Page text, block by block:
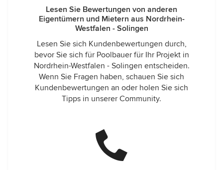
Lesen Sie Bewertungen von anderen
Eigentümern und Mietern aus Nordrhein-
Westfalen - Solingen
Lesen Sie sich Kundenbewertungen durch,
bevor Sie sich für Poolbauer für Ihr Projekt in
Nordrhein-Westfalen - Solingen entscheiden.
Wenn Sie Fragen haben, schauen Sie sich
Kundenbewertungen an oder holen Sie sich
Tipps in unserer Community.